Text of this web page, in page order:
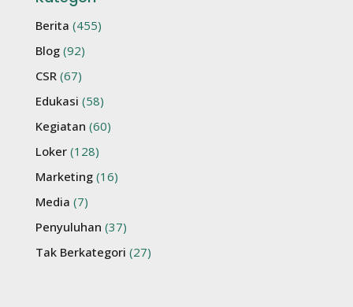
Berita (455)
Blog (92)
CSR (67)
Edukasi (58)
Kegiatan (60)
Loker (128)
Marketing (16)
Media (7)
Penyuluhan (37)
Tak Berkategori (27)